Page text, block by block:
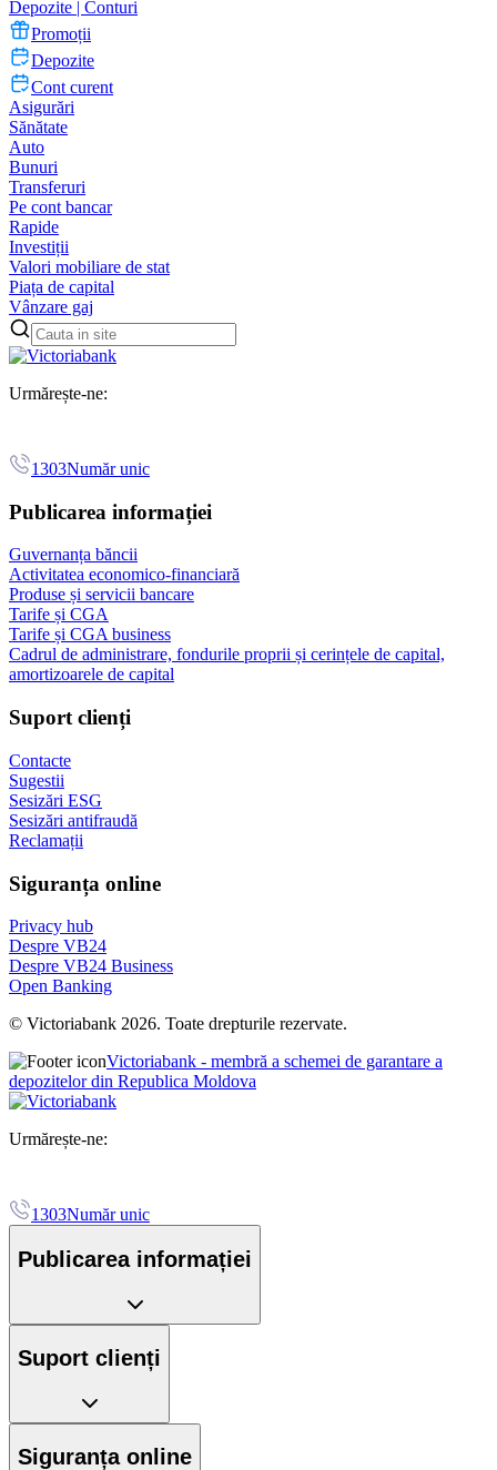
Depozite | Conturi
Promoții
Depozite
Cont curent
Asigurări
Sănătate
Auto
Bunuri
Transferuri
Pe cont bancar
Rapide
Investiții
Valori mobiliare de stat
Piața de capital
Vânzare gaj
Urmărește-ne:
1303Număr unic
Publicarea informației
Guvernanța băncii
Activitatea economico-financiară
Produse și servicii bancare
Tarife și CGA
Tarife și CGA business
Cadrul de administrare, fondurile proprii și cerințele de capital,
amortizoarele de capital
Suport clienți
Contacte
Sugestii
Sesizări ESG
Sesizări antifraudă
Reclamații
Siguranța online
Privacy hub
Despre VB24
Despre VB24 Business
Open Banking
© Victoriabank 2026. Toate drepturile rezervate.
Victoriabank - membră a schemei de garantare a
depozitelor din Republica Moldova
Urmărește-ne:
1303Număr unic
Publicarea informației
Suport clienți
Siguranța online